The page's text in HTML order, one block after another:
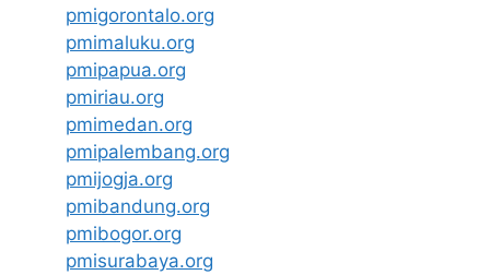
pmigorontalo.org
pmimaluku.org
pmipapua.org
pmiriau.org
pmimedan.org
pmipalembang.org
pmijogja.org
pmibandung.org
pmibogor.org
pmisurabaya.org